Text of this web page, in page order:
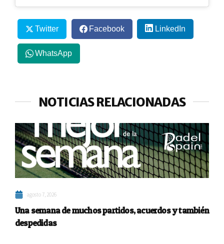
Twitter Facebook LinkedIn
WhatsApp
NOTICIAS RELACIONADAS
agosto 7, 2026
Una semana de muchos partidos, acuerdos y también
despedidas